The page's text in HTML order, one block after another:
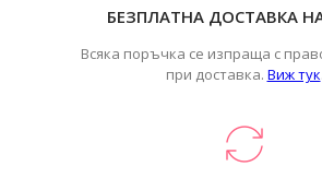
БЕЗПЛАТНА ДОСТАВКА
Всяка поръчка се изпраща с
при доставка. Виж тук